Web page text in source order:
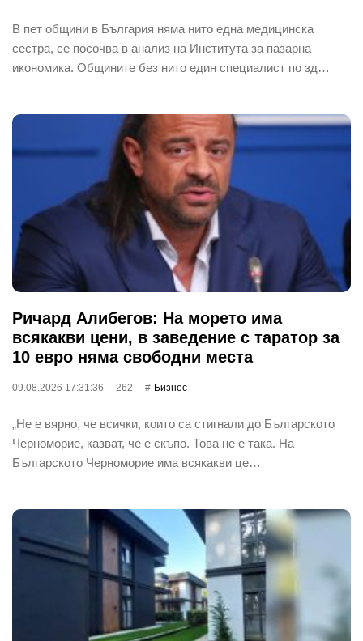
В пет общини в България няма нито една медицинска
сестра, се посочва в анализ на Института за пазарна
икономика. Общините без нито един специалист по зд…
Ричард Алибегов: На морето има
всякакви цени, в заведение с таратор за
10 евро няма свободни места
09.08.2026 17:31:36 262 Бизнес
„Не е вярно, че всички, които са стигнали до Българското
Черноморие, казват, че е скъпо. Това не е така. На
Българското Черноморие има всякакви це…